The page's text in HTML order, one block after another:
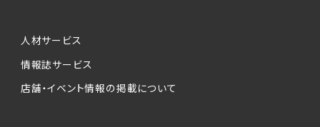
本サービスが収集する個人情報は、ご本人の意
ービスの実施にあたりそれぞれ必要となる項目
を入力いただかない場合は、各々のサービスを
人材サービス
情報誌サービス
店舗・イベント情報の掲載について